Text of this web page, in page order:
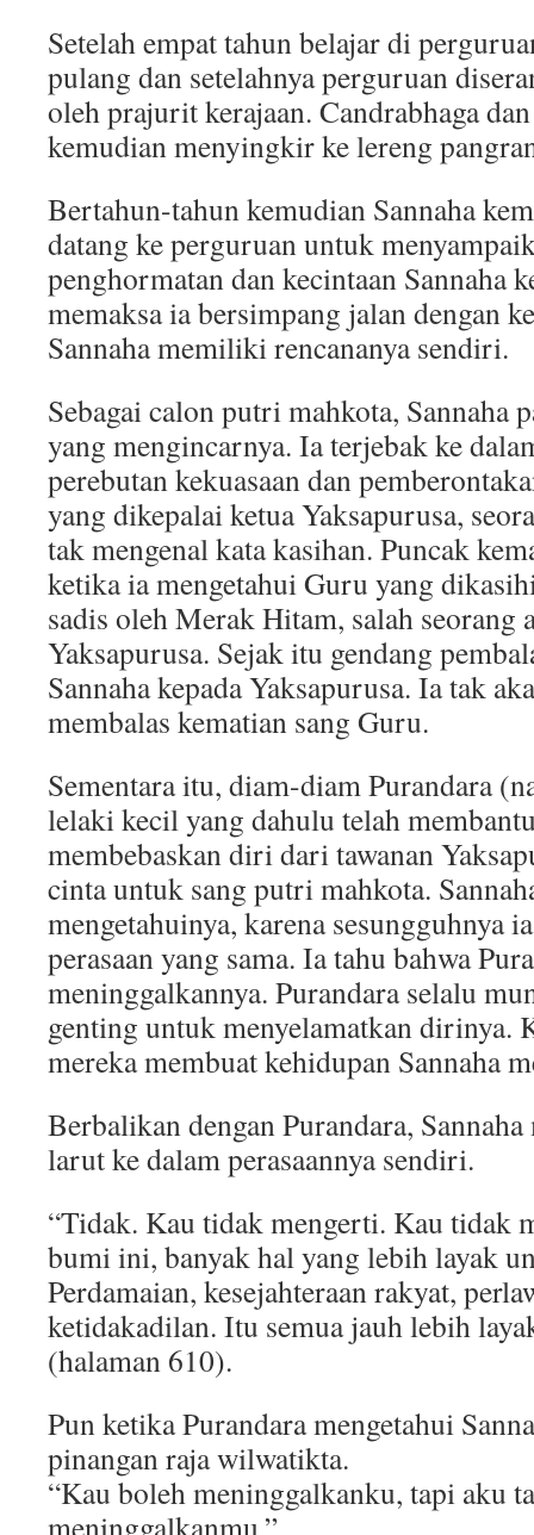
Setelah empat tahun belajar di
pulang dan setelahnya perguruan
oleh prajurit kerajaan. Candrabhaga
kemudian menyingkir ke lereng
Bertahun-tahun kemudian Sannaha
datang ke perguruan untuk
penghormatan dan kecintaan Sannaha
memaksa ia bersimpang jalan dengan
Sannaha memiliki rencananya sendiri.
Sebagai calon putri mahkota, Sannaha
yang mengincarnya. Ia terjebak ke
perebutan kekuasaan dan
yang dikepalai ketua Yaksapurusa,
tak mengenal kata kasihan. Puncak
ketika ia mengetahui Guru yang
sadis oleh Merak Hitam, salah seorang
Yaksapurusa. Sejak itu gendang
Sannaha kepada Yaksapurusa. Ia tak
membalas kematian sang Guru.
Sementara itu, diam-diam Purandara
lelaki kecil yang dahulu telah
membebaskan diri dari tawanan
cinta untuk sang putri mahkota.
mengetahuinya, karena sesungguhnya
perasaan yang sama. Ia tahu bahwa
meninggalkannya. Purandara selalu
genting untuk menyelamatkan dirinya.
mereka membuat kehidupan Sannaha
Berbalikan dengan Purandara,
larut ke dalam perasaannya sendiri.
“Tidak. Kau tidak mengerti. Kau tidak
bumi ini, banyak hal yang lebih layak
Perdamaian, kesejahteraan rakyat,
ketidakadilan. Itu semua jauh lebih
(halaman 610).
Pun ketika Purandara mengetahui
pinangan raja wilwatikta.
“Kau boleh meninggalkanku, tapi aku
meninggalkanmu.”